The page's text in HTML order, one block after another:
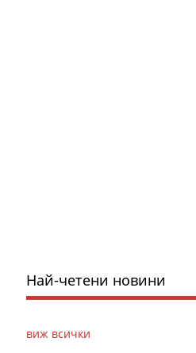
Най-четени новини
виж всички